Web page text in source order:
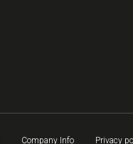
Company Info Privacy